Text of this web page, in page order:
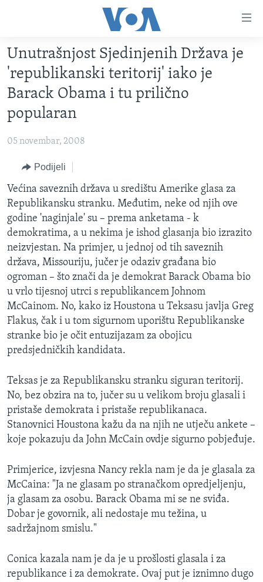
glavni
sadržaj
Pređi
na
glavnu
Idi
pretragu
VIDEO
FOTOGRAFIJE DANA
VIJESTI
SJEDINJENE AMERIČKE DRŽAVE
BOSNA I HERCEGOVINA
SVIJET
NAUKA I TEHNOLOGIJA
SPECIJALNI PROJEKTI
KORUPCIJA
SLOBODA MEDIJA
ŽENSKA STRANA
IZBJEGLIČKA STRANA
MAGAZIN
O GLASU AMERIKE
Learning English
PRATITE NAS
Jezici
Unutrašnjost Sjedinjenih Država je
'republikanski teritorij' iako je
Barack Obama i tu prilično
popularan
05 novembar, 2008
Podijeli
Većina saveznih država u središtu Amerike glasa za
Republikansku stranku. Međutim, neke od njih ove
godine 'naginjale' su – prema anketama - k
demokratima, a u nekima je ishod glasanja bio izrazito
neizvjestan. Na primjer, u jednoj od tih saveznih
država, Missouriju, jučer je odaziv građana bio
ogroman – što znači da je demokrat Barack Obama bio
u vrlo tijesnoj utrci s republikancem Johnom
McCainom. No, kako iz Houstona u Teksasu javlja Greg
Flakus, čak i u tom sigurnom uporištu Republikanske
stranke bio je očit entuzijazam za obojicu
predsjedničkih kandidata.
Teksas je za Republikansku stranku siguran teritorij.
No, bez obzira na to, jučer su u velikom broju glasali i
pristaše demokrata i pristaše republikanaca.
Stanovnici Houstona kažu da na njih ne utječu ankete –
koje pokazuju da John McCain ovdje sigurno pobjeđuje.
Primjerice, izvjesna Nancy rekla nam je da je glasala za
McCaina: "Ja ne glasam po stranačkom opredjeljenju,
ja glasam za osobu. Barack Obama mi se ne sviđa.
Dobar je govornik, ali nedostaje mu težina, u
sadržajnom smislu."
Conica kazala nam je da je u prošlosti glasala i za
republikance i za demokrate. Ovaj put je iznimno dugo